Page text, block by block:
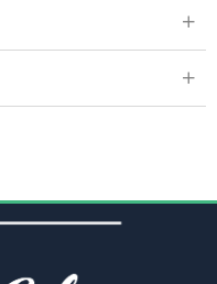
sunar. Hem öğrenciler
Sanat Defteri,
not alma ve tasarım
sert kapağı
sağlar.
ve çeşitli çizim